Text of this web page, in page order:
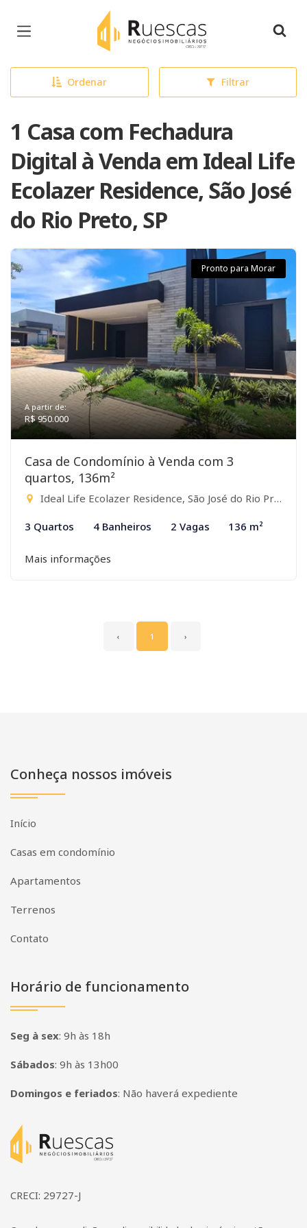
Página inicial
Ordenar Filtrar
1 Casa com Fechadura
Digital à Venda em Ideal Life
Ecolazer Residence, São José
do Rio Preto, SP
Pronto para Morar
A partir de:
R$ 950.000
Casa de Condomínio à Venda com 3
quartos, 136m²
Ideal Life Ecolazer Residence, São José do Rio Preto-SP
3 Quartos 4 Banheiros 2 Vagas 136 m²
Mais informações
‹ 1 ›
Conheça nossos imóveis
Início
Casas em condomínio
Apartamentos
Terrenos
Contato
Horário de funcionamento
Seg à sex: 9h às 18h
Sábados: 9h às 13h00
Domingos e feriados: Não haverá expediente
Página inicial
CRECI: 29727-J